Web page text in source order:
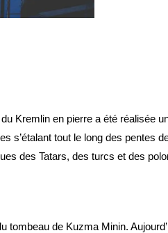
Kremlin en pierre a été réalisée
s’étalant tout le long des pentes
des Tatars, des turcs et des
tombeau de Kuzma Minin.